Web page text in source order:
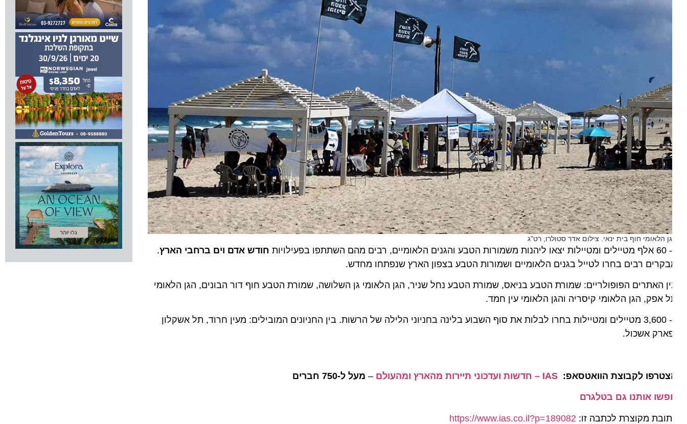
הלאומי חוף בית ינאי. צילום אדר סטולרו, רט"ג
חודש אדם וים ברחבי הארץ.
רבים בחרו לטייל בגנים הלאומיים ושמורות הטבע בצפון הארץ שנפתחו מחדש.
האתרים הפופולריים: שמורת הטבע בניאס, שמורת הטבע נחל שניר, הגן הלאומי גן השלושה, שמורת הטבע חוף דור הבונים, הגן הלאומי
אפק, הגן הלאומי קיסריה והגן הלאומי עין חמד.
כ- 3,600 מטיילים ומטיילות בחרו לבלות את סוף השבוע בלינה בחניוני הלילה של הרשות. בין החניונים המובילים: מעין חרוד, תל אשקלון
אשכול.
לקבוצת הוואטסאפ: IAS – חדשות ועדכוני תיירות מהארץ ומהעולם –מעל ל-750 חברים
אותנו גם בטלגרם
מקוצרת לכתבה זו:https://www.ias.co.il?p=189082